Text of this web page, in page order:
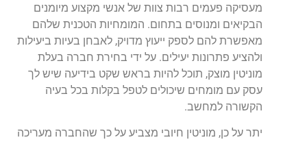
מעסיקה פעמים רבות צוות של אנשי מקצוע מיומנים
הבקיאים ומנוסים בתחום. המומחיות הטכנית שלהם
מאפשרת להם לספק ייעוץ מדויק, לאבחן בעיות ביעילות
ולהציע פתרונות יעילים. על ידי בחירת חברה בעלת
מוניטין מוצק, תוכל להיות בראש שקט בידיעה שיש לך
עסק עם מומחים שיכולים לטפל בקלות בכל בעיה
הקשורה למחשב.
יתר על כן, מוניטין חיובי מצביע על כך שהחברה מעריכה